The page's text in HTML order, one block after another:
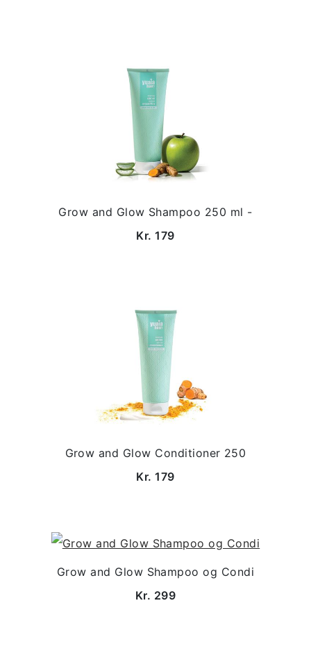
Grow and Glow Shampoo 250 ml -
Kr. 179
Grow and Glow Conditioner 250
Kr. 179
Grow and Glow Shampoo og Condi
Kr. 299